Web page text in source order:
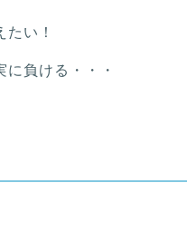
い！
負ける・・・